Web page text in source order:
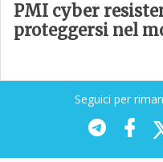
PMI cyber
proteggersi nel
Seguici per